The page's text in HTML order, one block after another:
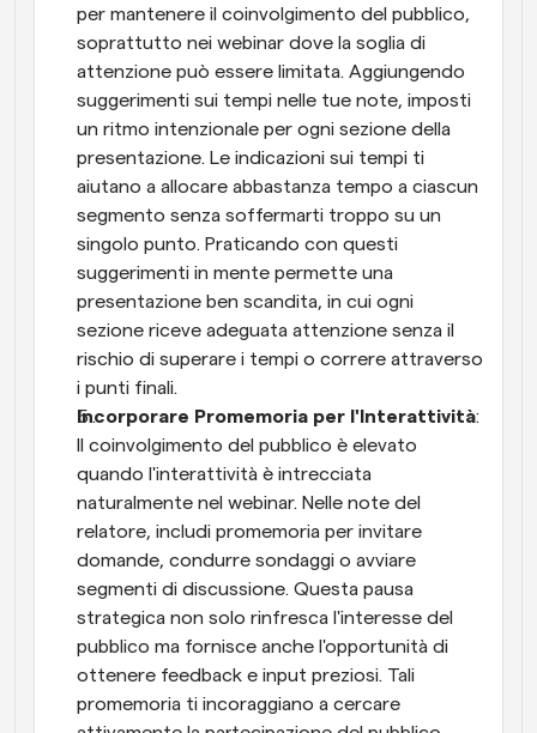
per mantenere il coinvolgimento del pubblico,
soprattutto nei webinar dove la soglia di
attenzione può essere limitata. Aggiungendo
suggerimenti sui tempi nelle tue note, imposti
un ritmo intenzionale per ogni sezione della
presentazione. Le indicazioni sui tempi ti
aiutano a allocare abbastanza tempo a ciascun
segmento senza soffermarti troppo su un
singolo punto. Praticando con questi
suggerimenti in mente permette una
presentazione ben scandita, in cui ogni
sezione riceve adeguata attenzione senza il
rischio di superare i tempi o correre attraverso
i punti finali.
Incorporare Promemoria per l'Interattività:
Il coinvolgimento del pubblico è elevato
quando l'interattività è intrecciata
naturalmente nel webinar. Nelle note del
relatore, includi promemoria per invitare
domande, condurre sondaggi o avviare
segmenti di discussione. Questa pausa
strategica non solo rinfresca l'interesse del
pubblico ma fornisce anche l'opportunità di
ottenere feedback e input preziosi. Tali
promemoria ti incoraggiano a cercare